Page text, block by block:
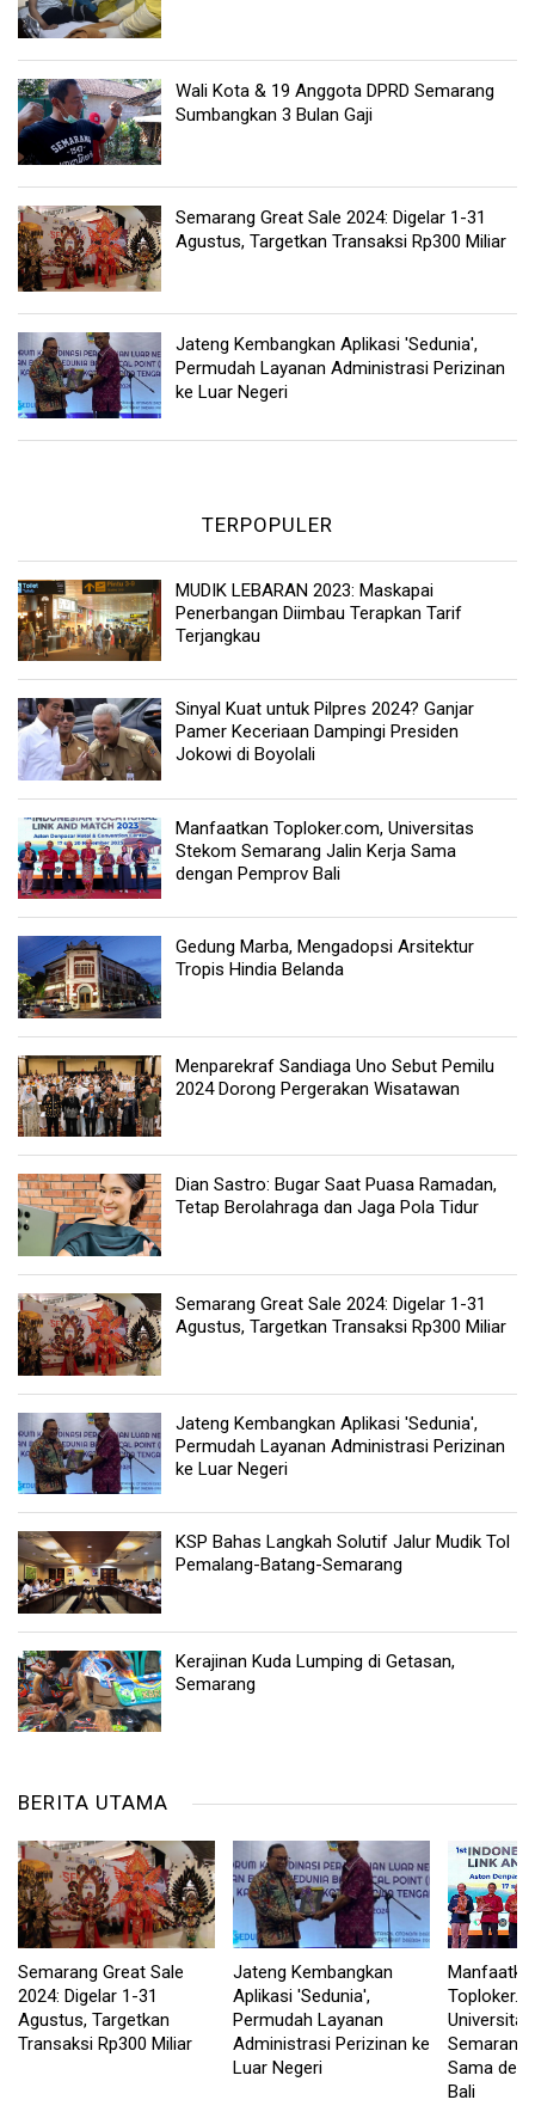
Wali Kota & 19 Anggota DPRD Semarang
Sumbangkan 3 Bulan Gaji
Semarang Great Sale 2024: Digelar 1-31
Agustus, Targetkan Transaksi Rp300 Miliar
Jateng Kembangkan Aplikasi 'Sedunia',
Permudah Layanan Administrasi Perizinan
ke Luar Negeri
TERPOPULER
MUDIK LEBARAN 2023: Maskapai
Penerbangan Diimbau Terapkan Tarif
Terjangkau
Sinyal Kuat untuk Pilpres 2024? Ganjar
Pamer Keceriaan Dampingi Presiden
Jokowi di Boyolali
Manfaatkan Toploker.com, Universitas
Stekom Semarang Jalin Kerja Sama
dengan Pemprov Bali
Gedung Marba, Mengadopsi Arsitektur
Tropis Hindia Belanda
Menparekraf Sandiaga Uno Sebut Pemilu
2024 Dorong Pergerakan Wisatawan
Dian Sastro: Bugar Saat Puasa Ramadan,
Tetap Berolahraga dan Jaga Pola Tidur
Semarang Great Sale 2024: Digelar 1-31
Agustus, Targetkan Transaksi Rp300 Miliar
Jateng Kembangkan Aplikasi 'Sedunia',
Permudah Layanan Administrasi Perizinan
ke Luar Negeri
KSP Bahas Langkah Solutif Jalur Mudik Tol
Pemalang-Batang-Semarang
Kerajinan Kuda Lumping di Getasan,
Semarang
BERITA UTAMA
Semarang Great Sale
2024: Digelar 1-31
Agustus, Targetkan
Transaksi Rp300 Miliar
Jateng Kembangkan
Aplikasi 'Sedunia',
Permudah Layanan
Administrasi Perizinan ke
Luar Negeri
Semarang
Sama
Bali